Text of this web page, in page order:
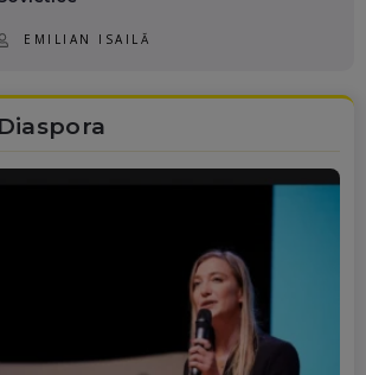
EMILIAN ISAILĂ